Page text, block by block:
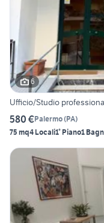
6
Ufficio/Studio
580 €Palermo(PA)
75 mq4 Locali1° Piano1